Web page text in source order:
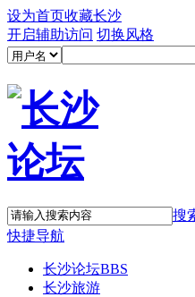
设为首页收藏长沙
开启辅助访问 切换风格
搜
快捷导航
长沙论坛BBS
长沙旅游